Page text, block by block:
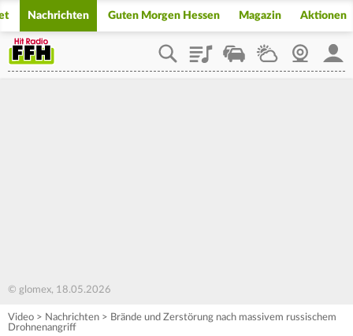
Nachrichten Guten Morgen Hessen Magazin Aktionen
PlaylistStaupilotWetterWebcam
© glomex, 18.05.2026
Video > Nachrichten > Brände und Zerstörung nach massivem russischem
Drohnenangriff